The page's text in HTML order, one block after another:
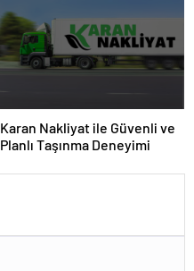
Karan Nakliyat ile Güvenli ve
Planlı Taşınma Deneyimi